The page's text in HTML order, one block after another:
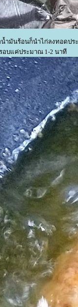
ำมันร้อนก็นำไก่ลงทอดป
อบแค่ประมาณ 1-2 นาที